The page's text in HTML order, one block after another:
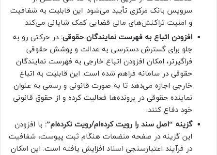
سرویس بانک مرکزی تأیید می‌شود. این قابلیت به شفافیت
و امنیت تراکنش‌های مالی قضایی کمک شایانی می‌کند.
افزودن اتباع به فهرست نمایندگان حقوقی: در حرکتی رو به
جلو برای گسترش دسترسی به عدالت و پوشش حقوقی
فراگیرتر، امکان افزودن اتباع خارجی به فهرست نمایندگان
حقوقی در سامانه فراهم شده است. این قابلیت به اتباع
خارجی اجازه می‌دهد تا به صورت قانونی و رسمی به عنوان
نماینده حقوقی در پرونده‌ها فعالیت کرده و از حقوق قانونی
خود دفاع کنند.
گزینه “اصل سند را رویت کرده‌ام/رویت نکرده‌ام”: با افزودن
این گزینه در صفحه منضمات هنگام ثبت پیوست، شفافیت
در فرآیند اعتبارسنجی اسناد افزایش یافته است. این امکان